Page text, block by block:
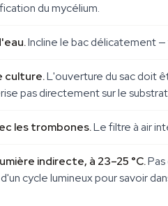
du mycélium.
Incline le bac délicatement
culture.L'ouverture du sac doit
pas directement sur le
les trombones.Le filtre à air
indirecte, à 23–25 °C.
cycle lumineux pour savoir